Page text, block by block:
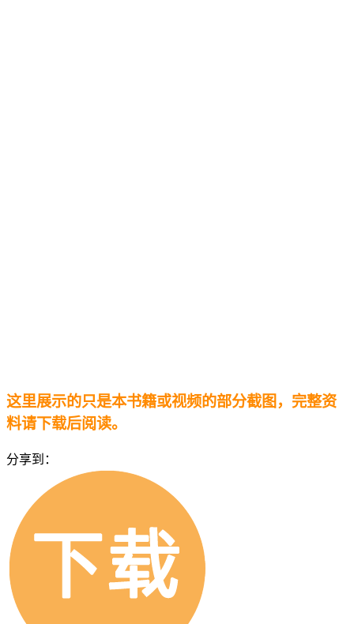
这里展示的只是本书籍或视频的部分截图，完整资
料请下载后阅读。
分享到：